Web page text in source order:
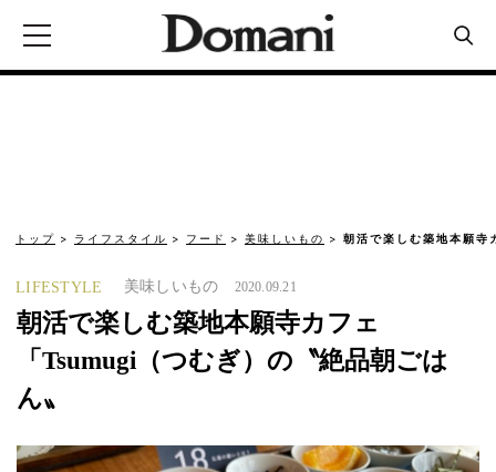
トップ ライフスタイル フード 美味しいもの 朝活で楽しむ築地本願
LIFESTYLE 美味しいもの 2020.09.21
朝活で楽しむ築地本願寺カフェ
「Tsumugi（つむぎ）の〝絶品朝ごは
ん〟